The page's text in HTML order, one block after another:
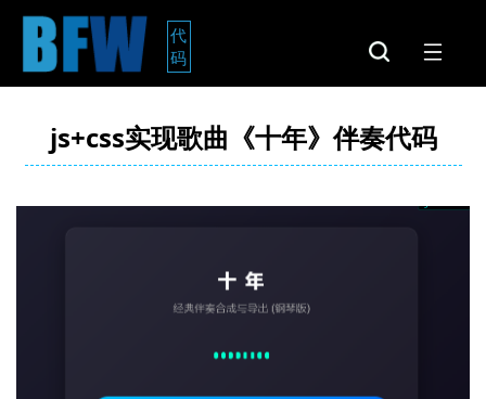
代
码
js+css实现歌曲《十年》伴奏代码